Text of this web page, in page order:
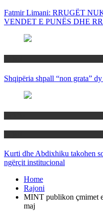
Fatmir Limani: RRUGËT
VENDET E PUNËS DHE
Shqipëria shpall “non grata”
Kurti dhe Abdixhiku takohen
ngërçit institucional
Home
Rajoni
MINT publikon çmimet
maj